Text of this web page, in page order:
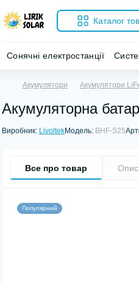
Каталог
Сонячні електростанції
Акумулятори Акумулятори
Акумуляторна
Виробник: LivoltekМодель: BHF-S25
Все про товар Опис
Популярний